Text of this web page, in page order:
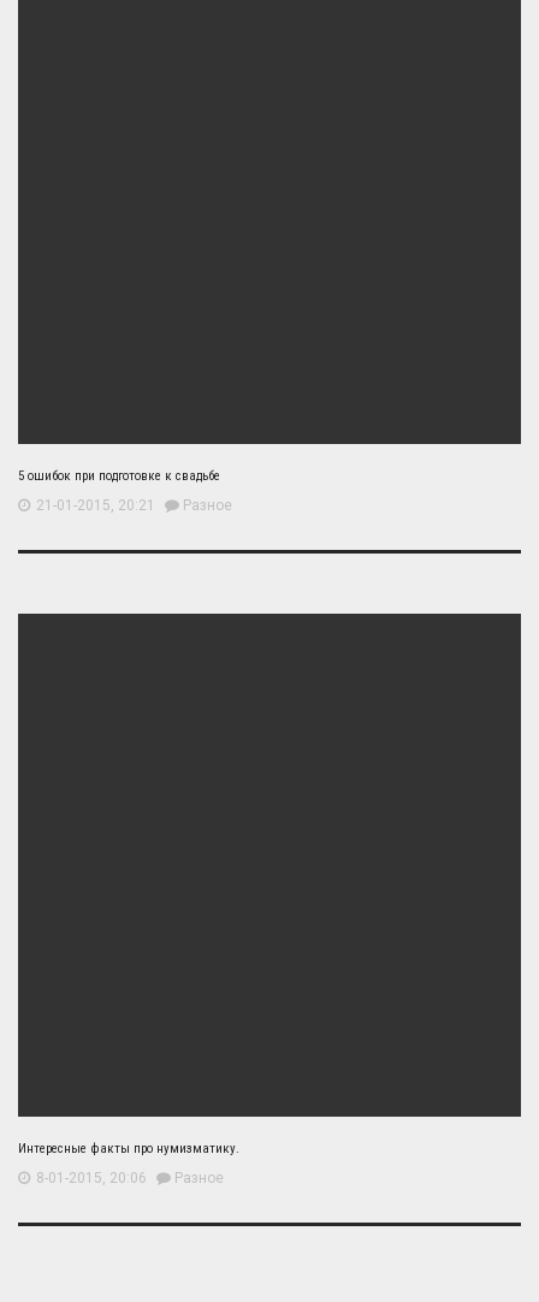
5 ошибок при подготовке к свадьбе
21-01-2015, 20:21 Разное
Интересные факты про нумизматику.
8-01-2015, 20:06 Разное